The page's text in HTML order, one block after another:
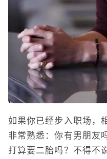
如果你已经步入职场，
非常熟悉：你有男朋友
打算要二胎吗？不得不